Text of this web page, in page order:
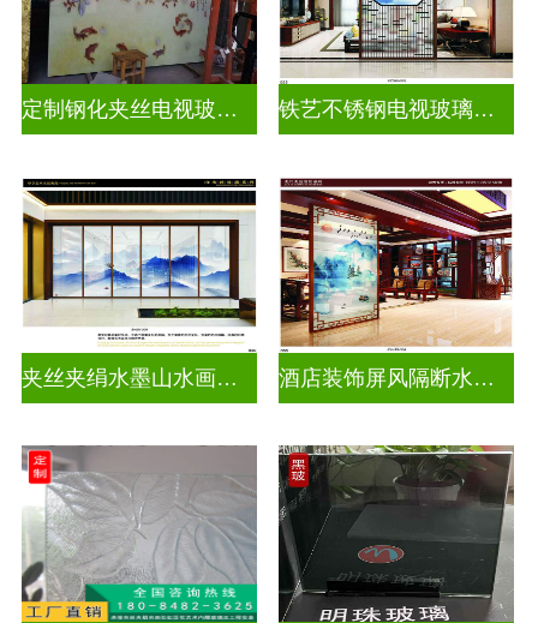
定制钢化夹丝电视玻璃背景墙 铁艺不锈钢电视玻璃背景墙
夹丝夹绢水墨山水画玻璃 酒店装饰屏风隔断水墨山水画玻璃